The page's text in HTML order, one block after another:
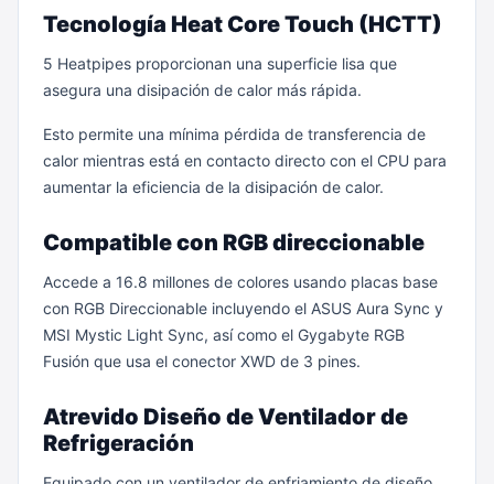
Tecnología Heat Core Touch (HCTT)
5 Heatpipes proporcionan una superficie lisa que
asegura una disipación de calor más rápida.
Esto permite una mínima pérdida de transferencia de
calor mientras está en contacto directo con el CPU para
aumentar la eficiencia de la disipación de calor.
Compatible con RGB direccionable
Accede a 16.8 millones de colores usando placas base
con RGB Direccionable incluyendo el ASUS Aura Sync y
MSI Mystic Light Sync, así como el Gygabyte RGB
Fusión que usa el conector XWD de 3 pines.
Atrevido Diseño de Ventilador de
Refrigeración